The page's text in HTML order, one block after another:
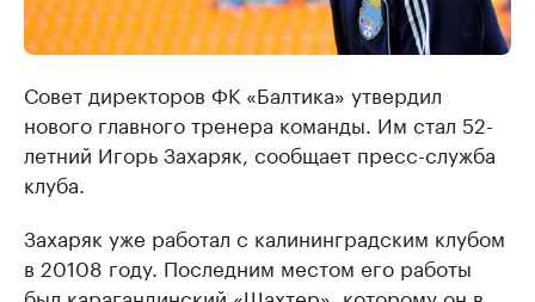
Совет директоров ФК «Балтика» утвердил
нового главного тренера команды. Им стал 52-
летний Игорь Захаряк, сообщает пресс-служба
клуба.
Захаряк уже работал с калининградским клубом
в 20108 году. Последним местом его работы